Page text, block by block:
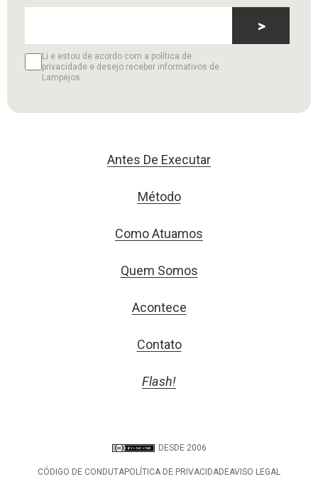
Li e estou de acordo com a política de
privacidade e desejo receber informativos de
Lampejos.
>
Antes De Executar
Método
Como Atuamos
Quem Somos
Acontece
Contato
Flash!
DESDE 2006
CÓDIGO DE CONDUTAPOLÍTICA DE PRIVACIDADEAVISO LEGAL